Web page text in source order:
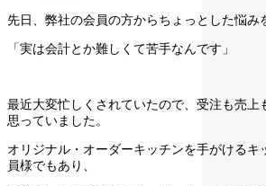
先日、弊社の会員の方からちょっとした悩み
「実は会計とか難しくて苦手なんです」
最近大変忙しくされていたので、受注も売上
思っていました。
オリジナル・オーダーキッチンを手がけるキ
員様でもあり、